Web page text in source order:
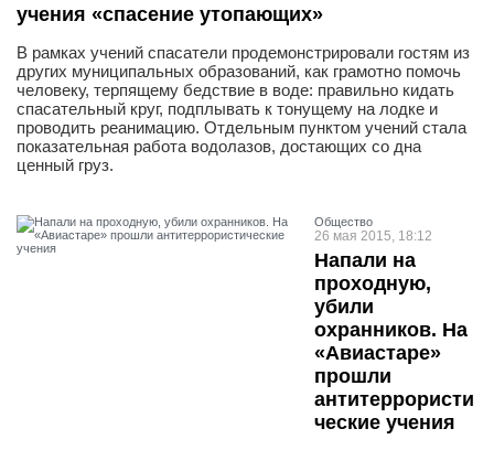
учения «спасение утопающих»
В рамках учений спасатели продемонстрировали гостям из
других муниципальных образований, как грамотно помочь
человеку, терпящему бедствие в воде: правильно кидать
спасательный круг, подплывать к тонущему на лодке и
проводить реанимацию. Отдельным пунктом учений стала
показательная работа водолазов, достающих со дна
ценный груз.
Общество
26 мая 2015, 18:12
Напали на
проходную,
убили
охранников. На
«Авиастаре»
прошли
антитеррористи
ческие учения